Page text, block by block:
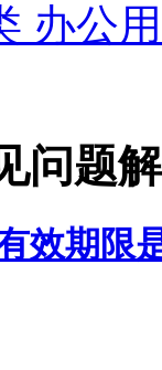
办公
问题
效期限